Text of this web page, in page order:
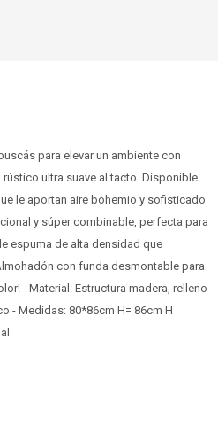
para elevar un ambiente con
ultra suave al tacto. Disponible
le aportan aire bohemio y sofisticado
y súper combinable, perfecta para
espuma de alta densidad que
con funda desmontable para
- Material: Estructura madera, relleno
- Medidas: 80*86cm H= 86cm H